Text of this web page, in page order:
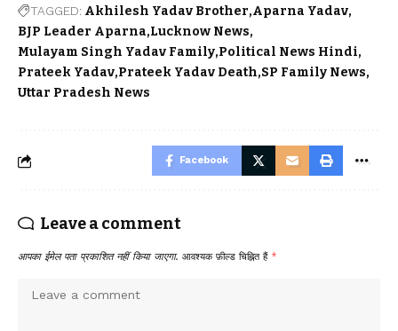
TAGGED: Akhilesh Yadav Brother Aparna Yadav
BJP Leader Aparna Lucknow News
Mulayam Singh Yadav Family Political News Hindi
Prateek Yadav Prateek Yadav Death SP Family News
Uttar Pradesh News
Facebook
Leave a comment
आपका ईमेल पता प्रकाशित नहीं किया जाएगा. आवश्यक फ़ील्ड चिह्नित हैं *